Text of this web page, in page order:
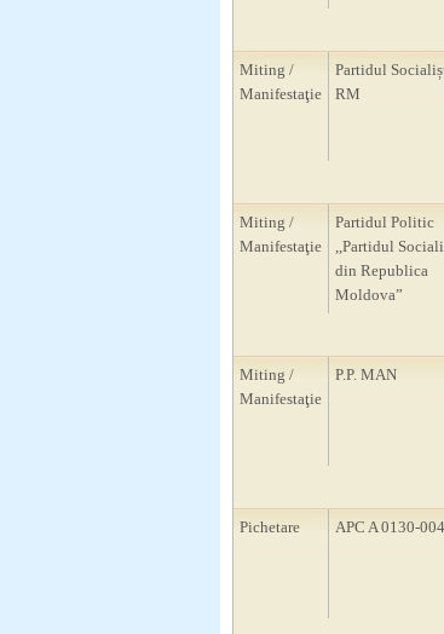
Miting /
Manifestaţie
Partidul
RM
Miting /
Manifestaţie
Partidul Politic
,,Partidul
din Republica
Moldova”
Miting /
Manifestaţie
P.P. MAN
Pichetare APC A 0130-